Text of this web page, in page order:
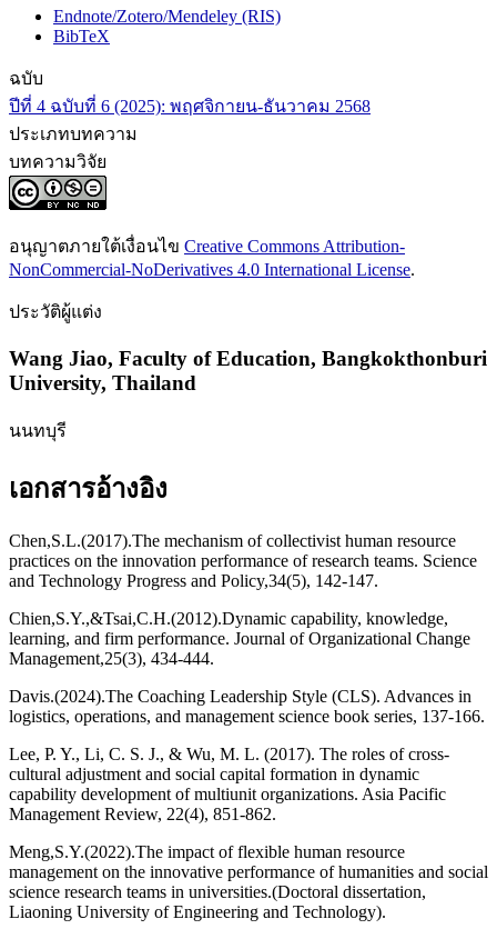
Endnote/Zotero/Mendeley (RIS)
BibTeX
ฉบับ
ปีที่ 4 ฉบับที่ 6 (2025): พฤศจิกายน-ธันวาคม 2568
ประเภทบทความ
บทความวิจัย
อนุญาตภายใต้เงื่อนไข Creative Commons Attribution-
NonCommercial-NoDerivatives 4.0 International License.
ประวัติผู้แต่ง
Wang Jiao, Faculty of Education, Bangkokthonburi
University, Thailand
นนทบุรี
เอกสารอ้างอิง
Chen,S.L.(2017).The mechanism of collectivist human resource
practices on the innovation performance of research teams. Science
and Technology Progress and Policy,34(5), 142-147.
Chien,S.Y.,&Tsai,C.H.(2012).Dynamic capability, knowledge,
learning, and firm performance. Journal of Organizational Change
Management,25(3), 434-444.
Davis.(2024).The Coaching Leadership Style (CLS). Advances in
logistics, operations, and management science book series, 137-166.
Lee, P. Y., Li, C. S. J., & Wu, M. L. (2017). The roles of cross-
cultural adjustment and social capital formation in dynamic
capability development of multiunit organizations. Asia Pacific
Management Review, 22(4), 851-862.
Meng,S.Y.(2022).The impact of flexible human resource
management on the innovative performance of humanities and social
science research teams in universities.(Doctoral dissertation,
Liaoning University of Engineering and Technology).